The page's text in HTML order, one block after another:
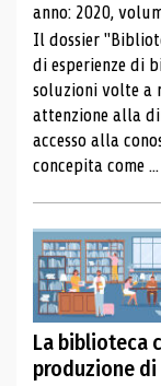
anno: 2020,
Il dossier
di esperienze di
soluzioni volte a
attenzione alla
accesso alla
concepita come ...
La biblioteca
produzione